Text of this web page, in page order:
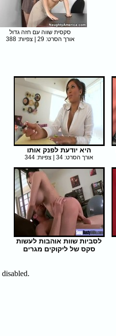
סקסית שווה עם חזה גדול
אורך הסרט: 29 | צפיות: 388
היא יודעת לפנק אותו
אורך הסרט: 34 | צפיות: 344
לסביות שוות אוהבות לעשות
סקס של ליקוקים מגרים